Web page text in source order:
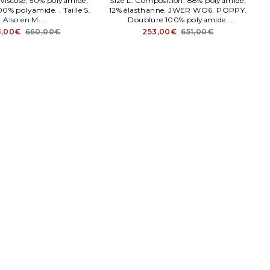
polyamide. . Taille S.
Also en M. .
660,00€
12% élasthanne. JWER WO6. POPPY.
Doublure:100% polyamide.
Paddeng:100% polyester recyclé.
253,00€ 651,00€